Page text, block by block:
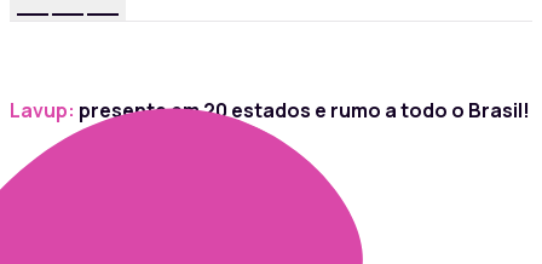
Lavup: presente em 20 estados e rumo a todo o Brasil!